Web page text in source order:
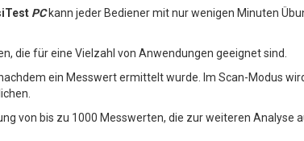
PCkann jeder Bediener mit nur wenigen Minuten
die für eine Vielzahl von Anwendungen geeignet sind.
ein Messwert ermittelt wurde. Im Scan-Modus
von bis zu 1000 Messwerten, die zur weiteren Analyse